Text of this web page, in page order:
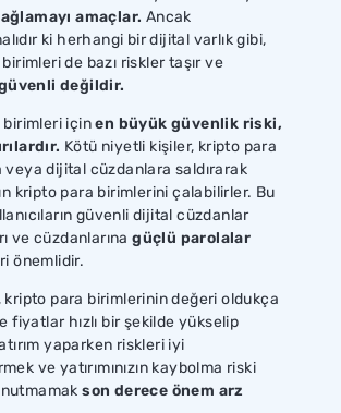
amaçlar. Ancak
ki herhangi bir dijital varlık gibi,
de bazı riskler taşır ve
değildir.
birimleri içinen büyük güvenlik riski,
Kötü niyetli kişiler, kripto para
veya dijital cüzdanlara saldırarak
kripto para birimlerini çalabilirler. Bu
güvenli dijital cüzdanlar
ve cüzdanlarınagüçlü parolalar
önemlidir.
kripto para birimlerinin değeri oldukça
fiyatlar hızlı bir şekilde yükselip
yaparken riskleri iyi
ve yatırımınızın kaybolma riski
son derece önem arz